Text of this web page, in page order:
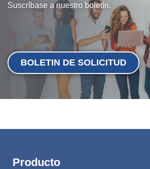
Suscríbase a nuestro boletín.
BOLETIN DE SOLICITUD
Producto